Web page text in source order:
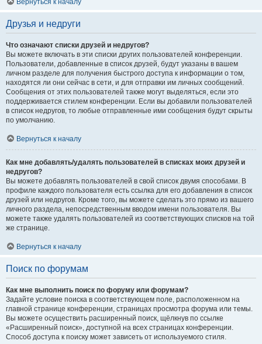
Вернуться к началу
Друзья и недруги
Что означают списки друзей и недругов?
Вы можете включать в эти списки других пользователей конференции.
Пользователи, добавленные в список друзей, будут указаны в вашем
личном разделе для получения быстрого доступа к информации о том,
находятся ли они сейчас в сети, и для отправки им личных сообщений.
Сообщения от этих пользователей также могут выделяться, если это
поддерживается стилем конференции. Если вы добавили пользователей
в список недругов, то любые отправленные ими сообщения будут скрыты
по умолчанию.
Вернуться к началу
Как мне добавлять/удалять пользователей в списках моих друзей и
недругов?
Вы можете добавлять пользователей в свой список двумя способами. В
профиле каждого пользователя есть ссылка для его добавления в список
друзей или недругов. Кроме того, вы можете сделать это прямо из вашего
личного раздела, непосредственным вводом имени пользователя. Вы
можете также удалять пользователей из соответствующих списков на той
же странице.
Вернуться к началу
Поиск по форумам
Как мне выполнить поиск по форуму или форумам?
Задайте условие поиска в соответствующем поле, расположенном на
главной странице конференции, страницах просмотра форума или темы.
Вы можете осуществить расширенный поиск, щёлкнув по ссылке
«Расширенный поиск», доступной на всех страницах конференции.
Способ доступа к поиску может зависеть от используемого стиля.